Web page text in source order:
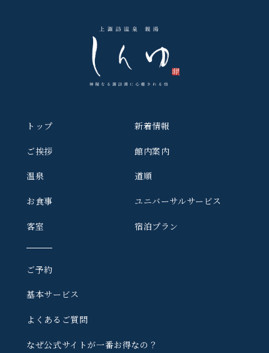
トップ
ご挨拶
温泉
お食事
客室
新着情報
館内案内
道順
ユニバーサルサービス
宿泊プラン
ご予約
基本サービス
よくあるご質問
なぜ公式サイトが一番お得なの？